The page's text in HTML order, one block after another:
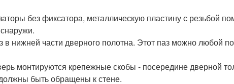
без фиксатора, металлическую пластину с резьбой
нижней части дверного полотна. Этот паз можно любой
монтируются крепежные скобы - посередине дверной
быть обращены к стене.